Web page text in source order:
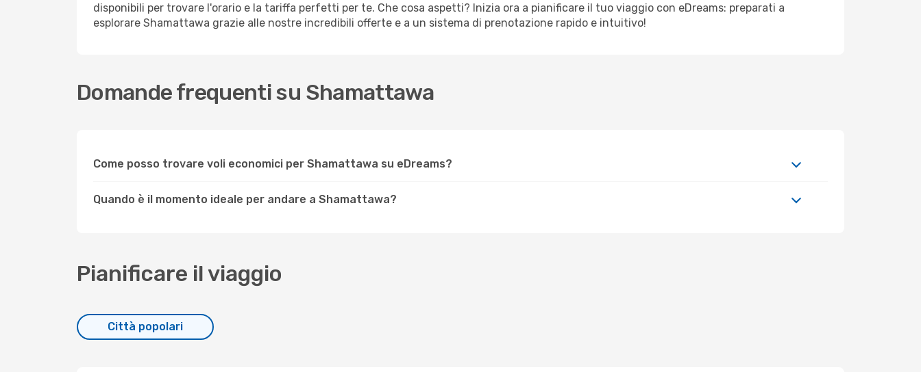
disponibili per trovare l'orario e la tariffa perfetti per te. Che cosa aspetti? Inizia ora a pianificare il tuo viaggio con eDreams: preparati a
esplorare Shamattawa grazie alle nostre incredibili offerte e a un sistema di prenotazione rapido e intuitivo!
Domande frequenti su Shamattawa
Come posso trovare voli economici per Shamattawa su eDreams?
Quando è il momento ideale per andare a Shamattawa?
Pianificare il viaggio
Città popolari